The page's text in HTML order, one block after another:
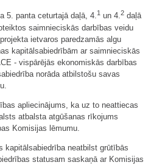
5. panta ceturtajā daļā, 4.1 un 4.2 daļā
saimnieciskās darbības veidu
ietvaros paredzamās algu
kapitālsabiedrībām ar saimnieciskās
- vispārējās ekonomiskās darbības
norāda atbilstošu savas
apliecinājums, ka uz to neattiecas
atbalsta atgūšanas rīkojums
Komisijas lēmumu.
kapitālsabiedrība neatbilst grūtībās
statusam saskaņā ar Komisijas